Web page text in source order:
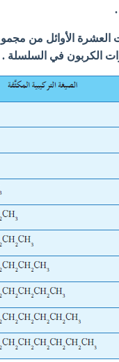
العشرة الأوائل من
الكربون في السلسلة .